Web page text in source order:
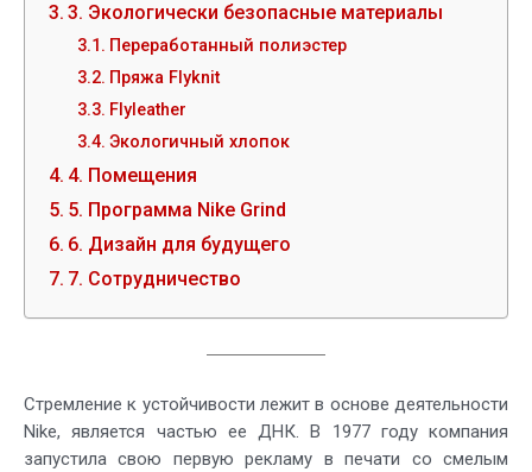
3. Экологически безопасные материалы
Переработанный полиэстер
Пряжа Flyknit
Flyleather
Экологичный хлопок
4. Помещения
5. Программа Nike Grind
6. Дизайн для будущего
7. Сотрудничество
Стремление к устойчивости лежит в основе деятельности
Nike, является частью ее ДНК. В 1977 году компания
запустила свою первую рекламу в печати со смелым